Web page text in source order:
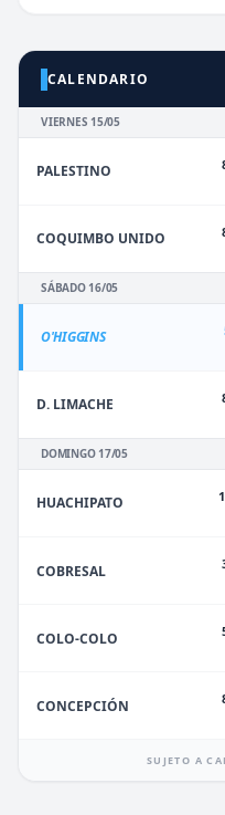
CALENDARIO
VIERNES 15/05
PALESTINO
COQUIMBO UNIDO
SÁBADO 16/05
O'HIGGINS
D. LIMACHE
DOMINGO 17/05
HUACHIPATO
COBRESAL
COLO-COLO
CONCEPCIÓN
SUJETO A